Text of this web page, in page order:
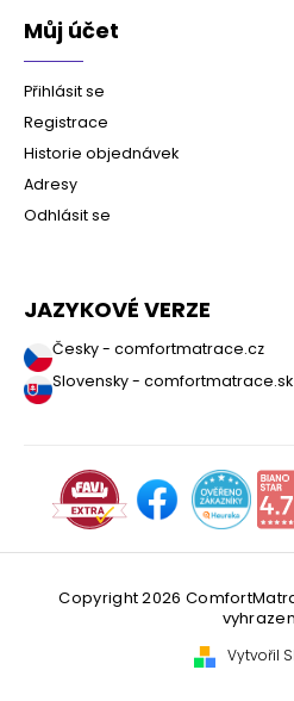
Můj účet
Přihlásit se
Registrace
Historie objednávek
Adresy
Odhlásit se
JAZYKOVÉ VERZE
Česky - comfortmatrace.cz
Slovensky - comfortmatrace.sk
Vytvořil
Copyright 2026